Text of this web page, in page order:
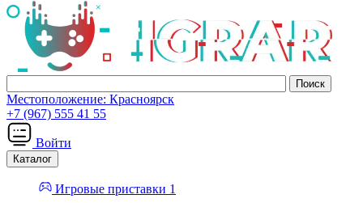
Местоположение: Красноярск
+7 (967) 555 41 55
Войти
Каталог
Игровые приставки 1